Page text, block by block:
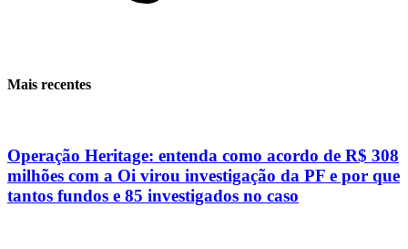
Mais recentes
Operação Heritage: entenda como acordo de R$ 308
milhões com a Oi virou investigação da PF e por que
tantos fundos e 85 investigados no caso